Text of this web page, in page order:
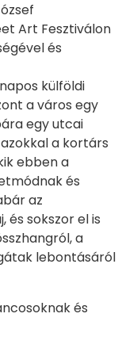
Art Fesztiválon
és
külföldi
a város egy
egy utcai
a kortárs
ebben a
és
az
és sokszor el is
a
lebontásáról
és